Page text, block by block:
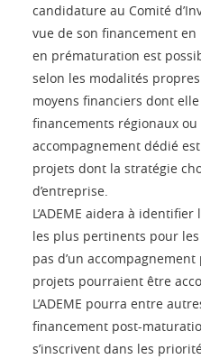
candidature au Comité
vue de son financement
en prématuration est
selon les modalités propres
moyens financiers dont
financements régionaux
accompagnement dédié
projets dont la stratégie
d’entreprise.
L’ADEME aidera à
les plus pertinents pour
pas d’un accompagnement
projets pourraient être
L’ADEME pourra entre
financement post-
s’inscrivent dans les